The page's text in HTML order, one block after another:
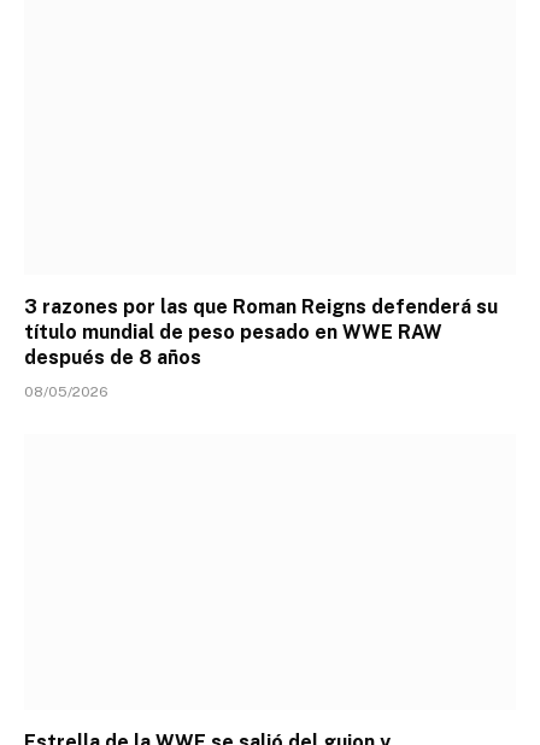
3 razones por las que Roman Reigns defenderá su
título mundial de peso pesado en WWE RAW
después de 8 años
08/05/2026